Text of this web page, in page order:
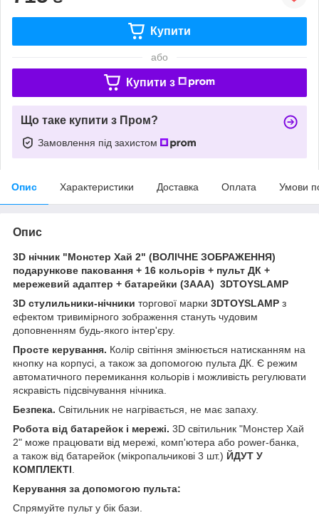
Купити
або
Купити з
Що таке купити з Пром?
Замовлення під захистом
Опис Характеристики Доставка Оплата Умови
Опис
3D нічник "Монстер Хай 2" (ВОЛІЧНЕ ЗОБРАЖЕННЯ)
подарункове паковання + 16 кольорів + пульт ДК +
мережевий адаптер + батарейки (3ААА) 3DTOYSLAMP
3D стулильники-нічники торгової марки 3DTOYSLAMP з
ефектом тривимірного зображення стануть чудовим
доповненням будь-якого інтер'єру.
Просте керування. Колір світіння змінюється натисканням на
кнопку на корпусі, а також за допомогою пульта ДК. Є режим
автоматичного перемикання кольорів і можливість регулювати
яскравість підсвічування нічника.
Безпека. Світильник не нагрівається, не має запаху.
Робота від батарейок і мережі. 3D світильник "Монстер Хай
2" може працювати від мережі, комп'ютера або power-банка,
а також від батарейок (мікропальчикові 3 шт.) ЙДУТ У
КОМПЛЕКТІ
Керування за допомогою пульта:
Спрямуйте пульт у бік бази.